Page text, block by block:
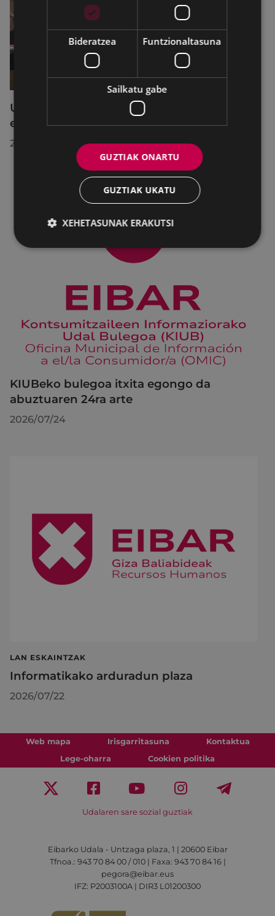
Udalbatzak 2026ko uztailaren 27an
egindako bilkuran hartutako erabakiak
2026/07/28
KIUBeko bulegoa itxita egongo da
abuztuaren 24ra arte
2026/07/24
LAN ESKAINTZAK
Informatikako arduradun plaza
2026/07/22
Web mapa Irisgarritasuna
Kontaktua
Lege-oharra
Cookien politika
Udalaren sare sozial guztiak
Eibarko Udala - Untzaga plaza, 1 | 20600 Eibar
Tfnoa.: 943 70 84 00 / 010 | Faxa: 943 70 84 16 |
pegora@eibar.eus
IFZ: P2003100A | DIR3 L01200300
Bideratzea Funtzionaltasuna
Sailkatu gabe
GUZTIAK ONARTU
GUZTIAK UKATU
XEHETASUNAK ERAKUTSI